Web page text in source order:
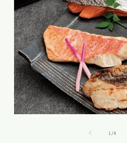
1 /の
4